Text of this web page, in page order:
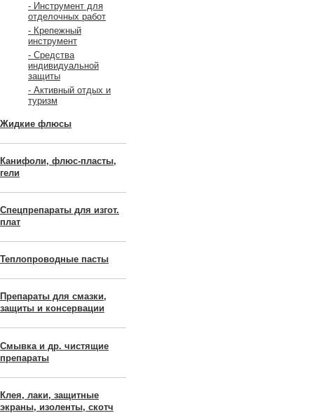
- Инструмент для
отделочных работ
- Крепежный
инструмент
- Средства
индивидуальной
защиты
- Активный отдых и
туризм
Жидкие флюсы
Канифоли, флюс-пласты,
гели
Спецпрепараты для изгот.
плат
Теплопроводные пасты
Препараты для смазки,
защиты и консервации
Смывка и др. чистящие
препараты
Клея, лаки, защитные
экраны, изоленты, скотч